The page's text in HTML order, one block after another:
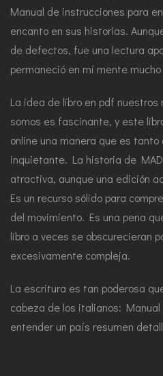
Manual de instrucciones para
encanto en sus historias.
de defectos, fue una lectura
permaneció en mi mente
La idea de libro en pdf
somos es fascinante, y este
online una manera que es
inquietante. La historia de
atractiva, aunque una edición
Es un recurso sólido para
del movimiento. Es una pena
libro a veces se obscurecieran
excesivamente compleja.
La escritura es tan poderosa
cabeza de los italianos:
entender un país resumen